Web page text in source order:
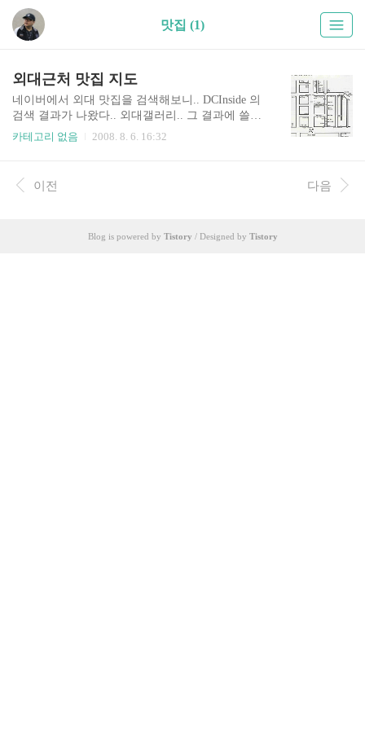
맛집 (1)
외대근처 맛집 지도
네이버에서 외대 맛집을 검색해보니.. DCInside 의
검색 결과가 나왔다.. 외대갤러리.. 그 결과에 쓸만
한 자료는 없었고.. 혹시나해서.. 외대 갤러리에서
yword=%EB%A7%9B%EC%A7%91 오.. 조쿠나~
카테고리 없음 2008. 8. 6. 16:32
이전 다음
Blog is powered by Tistory / Designed by Tistory